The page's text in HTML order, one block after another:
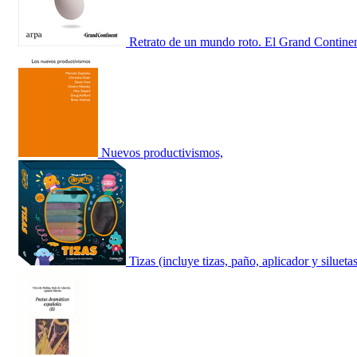
Retrato de un mundo roto. El Grand
Nuevos productivismos,
Tizas (incluye tizas, paño, aplicador y siluetas